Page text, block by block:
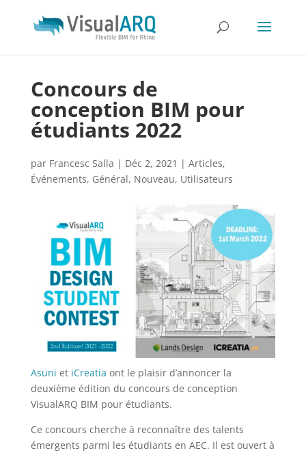
Concours de
conception BIM pour
étudiants 2022
par Francesc Salla | Déc 2, 2021 | Articles,
Événements, Général, Nouveau, Utilisateurs
Asuni et iCreatia ont le plaisir d’annoncer la
deuxième édition du concours de conception
VisualARQ BIM pour étudiants.
Ce concours cherche à reconnaître des talents
émergents parmi les étudiants en AEC. Il est ouvert à